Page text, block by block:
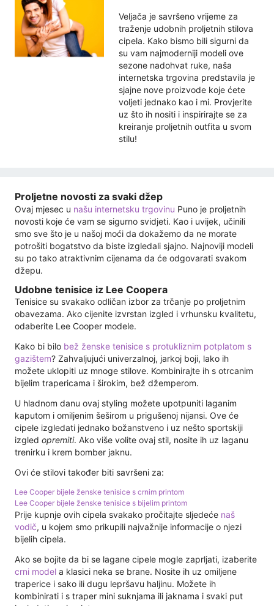
Veljača je savršeno vrijeme za
traženje udobnih proljetnih stilova
cipela. Kako bismo bili sigurni da
su vam najmoderniji modeli ove
sezone nadohvat ruke, naša
internetska trgovina predstavila je
sjajne nove proizvode koje ćete
voljeti jednako kao i mi. Provjerite
uz što ih nositi i inspirirajte se za
kreiranje proljetnih outfita u svom
stilu!
Proljetne novosti za svaki džep
Ovaj mjesec u našu internetsku trgovinu Puno je proljetnih
novosti koje će vam se sigurno svidjeti. Kao i uvijek, učinili
smo sve što je u našoj moći da dokažemo da ne morate
potrošiti bogatstvo da biste izgledali sjajno. Najnoviji modeli
su po tako atraktivnim cijenama da će odgovarati svakom
džepu.
Udobne tenisice iz Lee Coopera
Tenisice su svakako odličan izbor za trčanje po proljetnim
obavezama. Ako cijenite izvrstan izgled i vrhunsku kvalitetu,
odaberite Lee Cooper modele.
Kako bi bilo bež ženske tenisice s protukliznim potplatom s
gazištem? Zahvaljujući univerzalnoj, jarkoj boji, lako ih
možete uklopiti uz mnoge stilove. Kombinirajte ih s otrcanim
bijelim trapericama i širokim, bež džemperom.
U hladnom danu ovaj styling možete upotpuniti laganim
kaputom i omiljenim šeširom u prigušenoj nijansi. Ove će
cipele izgledati jednako božanstveno i uz nešto sportskiji
izgled opremiti. Ako više volite ovaj stil, nosite ih uz laganu
trenirku i krem ​​bomber jaknu.
Ovi će stilovi također biti savršeni za:
Lee Cooper bijele ženske tenisice s crnim printom
Lee Cooper bijele ženske tenisice s bijelim printom
Prije kupnje ovih cipela svakako pročitajte sljedeće naš
vodič, u kojem smo prikupili najvažnije informacije o njezi
bijelih cipela.
Ako se bojite da bi se lagane cipele mogle zaprljati, izaberite
crni model a klasici neka se brane. Nosite ih uz omiljene
traperice i sako ili dugu lepršavu haljinu. Možete ih
kombinirati i s traper mini suknjama ili jaknama i svaki put